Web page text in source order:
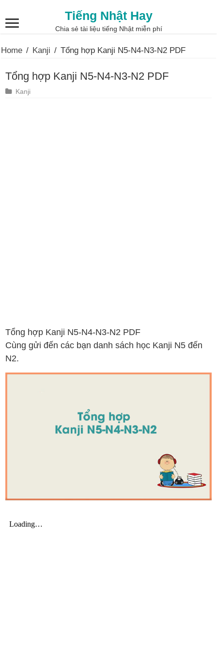
Tiếng Nhật Hay
Chia sẻ tài liệu tiếng Nhật miễn phí
Home / Kanji / Tổng hợp Kanji N5-N4-N3-N2 PDF
Tổng hợp Kanji N5-N4-N3-N2 PDF
Kanji
Tổng hợp Kanji N5-N4-N3-N2 PDF
Cùng gửi đến các bạn danh sách học Kanji N5 đến
N2.